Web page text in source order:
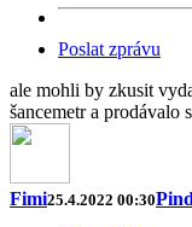
Poslat zprávu
ale mohli by zkusit
šancemetr a prodávalo
Fimi25.4.2022 00:30